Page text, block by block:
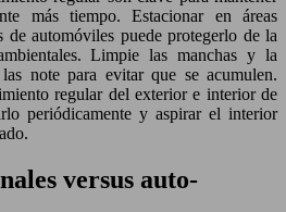
más tiempo. Estacionar en áreas
de automóviles puede protegerlo de la
Limpie las manchas y la
note para evitar que se acumulen.
regular del exterior e interior de
periódicamente y aspirar el interior
versus auto-